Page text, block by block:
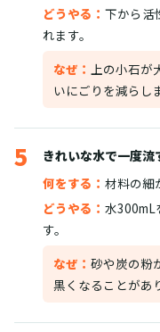
どうやる： 下から活
れます。
なぜ： 上の小石
いにごりを減らし
5
きれいな水で一度流
何をする： 材料の細
どうやる： 水300mL
す。
なぜ： 砂や炭の粉
黒くなることがあ